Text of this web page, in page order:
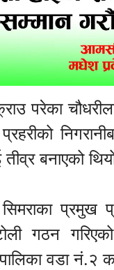
परेका
प्रहरीको
बनाएको
सिमराका प्रमुख
गठन
वडा नं.२